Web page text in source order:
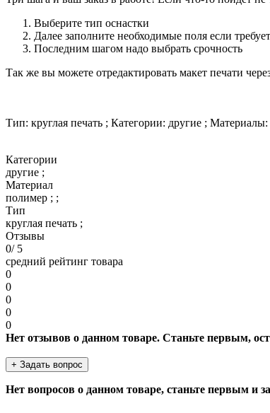
Выберите тип оснастки
Далее заполните необходимые поля если
Последним шагом надо выбрать срочность
Так же вы можете отредактировать макет печати
Тип: круглая печать ; Категории: другие ;
Категории
другие ;
Материал
полимер ; ;
Тип
круглая печать ;
Отзывы
0/ 5
средний рейтинг товара
0
0
0
0
0
Нет отзывов о данном товаре. Станьте первым,
+ Задать вопрос
Нет вопросов о данном товаре, станьте первым и